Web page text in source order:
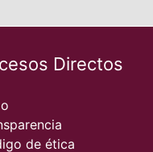
Directos
de ética